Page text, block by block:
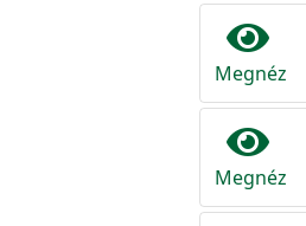
Megnéz
Megnéz